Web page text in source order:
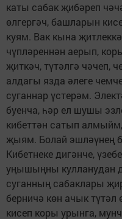
каты сабак җибәреп
өлгергәч, башларын
куям. Вак кына
чүпләреннән аерып,
җиткәч, түтәлгә чәчеп,
алдагы язда әлеге
суганнар үстерәм.
буенча, һәр ел шушы
кибеттән сатып
җыям. Болай эшләүнең
Кибетнеке дигәнче,
уңышыңны кулланудан
суганның сабаклары
берничә көн ачык түтәл
кисеп коры урынга,